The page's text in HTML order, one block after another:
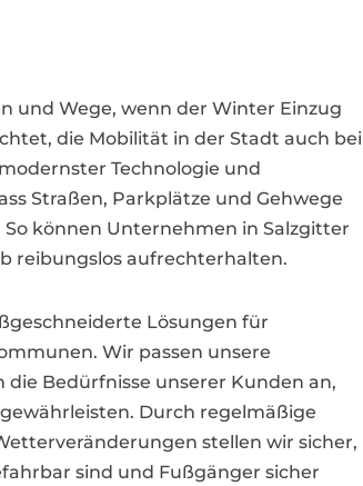
und Wege, wenn der Winter Einzug
die Mobilität in der Stadt auch bei
Technologie und
Straßen, Parkplätze und Gehwege
können Unternehmen in Salzgitter
reibungslos aufrechterhalten.
Lösungen für
Wir passen unsere
Bedürfnisse unserer Kunden an,
Durch regelmäßige
stellen wir sicher,
sind und Fußgänger sicher